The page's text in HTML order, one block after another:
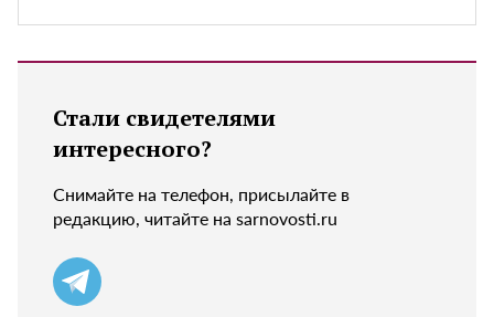
Стали свидетелями
интересного?
Снимайте на телефон, присылайте в
редакцию, читайте на sarnovosti.ru